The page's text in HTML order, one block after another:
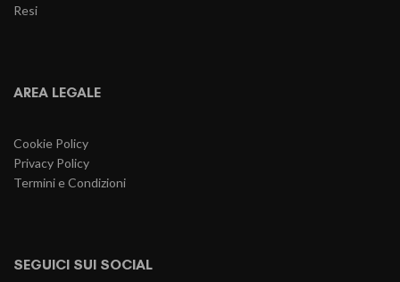
Resi
AREA LEGALE
Cookie Policy
Privacy Policy
Termini e Condizioni
SEGUICI SUI SOCIAL